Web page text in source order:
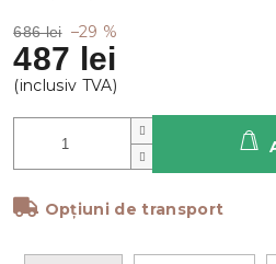
686 lei –29 %
487 lei
Opțiuni de transport